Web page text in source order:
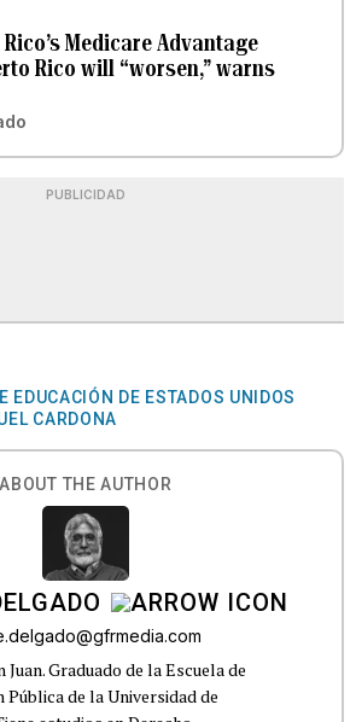
Medicare Advantage
Rico will “worsen,” warns
PUBLICIDAD
EDUCACIÓN DE ESTADOS UNIDOS
CARDONA
ABOUT THE AUTHOR
Juan. Graduado de la Escuela de
Pública de la Universidad de